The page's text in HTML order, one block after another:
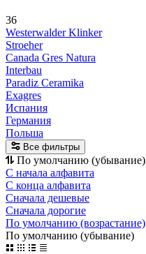
36
Westerwalder Klinker
Stroeher
Canada Gres Natura
Interbau
Paradiz Ceramika
Exagres
Испания
Германия
Польша
Все фильтры
По умолчанию (убывание)
С начала алфавита
С конца алфавита
Сначала дешевые
Сначала дорогие
По умолчанию (возрастание)
По умолчанию (убывание)